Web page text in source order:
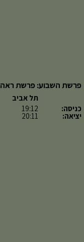
פרשת השבוע: פרשת ראה
כניסה:
יציאה:
תל אביב
19:12
20:11